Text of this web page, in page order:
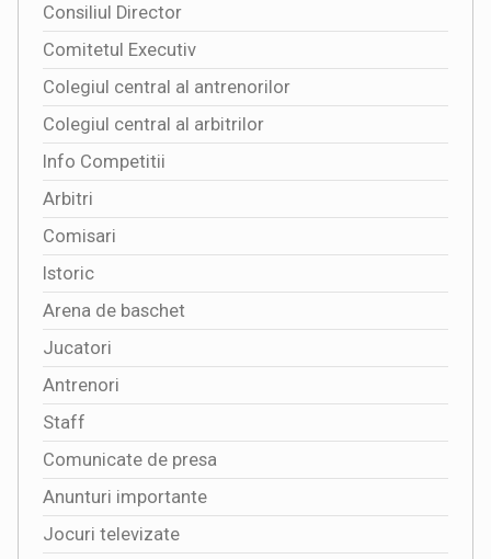
Consiliul Director
Comitetul Executiv
Colegiul central al antrenorilor
Colegiul central al arbitrilor
Info Competitii
Arbitri
Comisari
Istoric
Arena de baschet
Jucatori
Antrenori
Staff
Comunicate de presa
Anunturi importante
Jocuri televizate